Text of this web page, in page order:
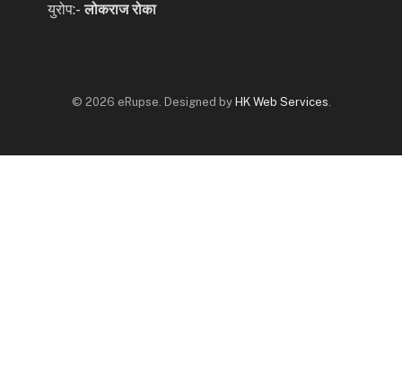
युरोप:-लोकराज रोका
© 2026 eRupse. Designed by HK Web Services